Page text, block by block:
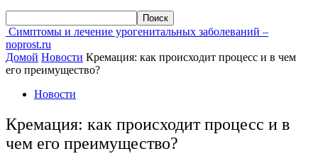
Симптомы и лечение урогенитальных заболеваний –
noprost.ru
Домой Новости Кремация: как происходит процесс и в чем
его преимущество?
Новости
Кремация: как происходит процесс и в
чем его преимущество?